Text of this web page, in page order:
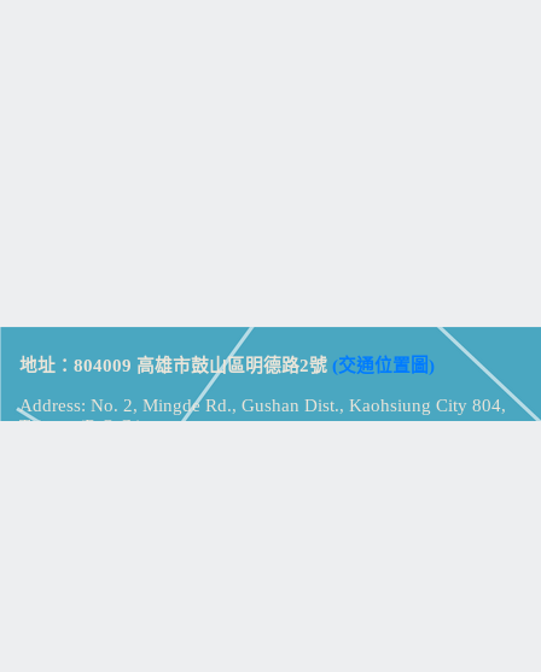
地址：804009 高雄市鼓山區明德路2號 (交通位置圖)
Address: No. 2, Mingde Rd., Gushan Dist., Kaohsiung City 804,
Taiwan (R.O.C.)